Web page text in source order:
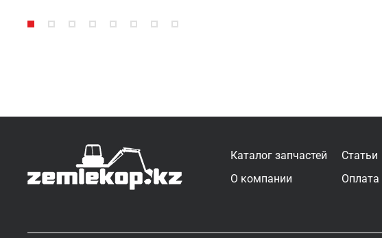
Каталог запчастей
О компании
Статьи
Оплата